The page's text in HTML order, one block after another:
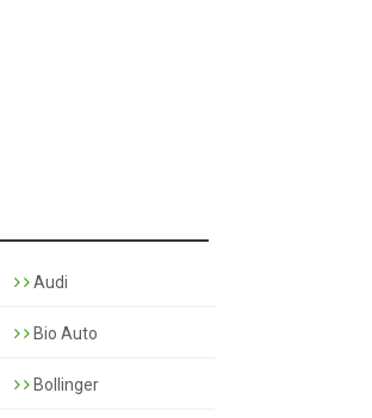
Audi
Bio Auto
Bollinger